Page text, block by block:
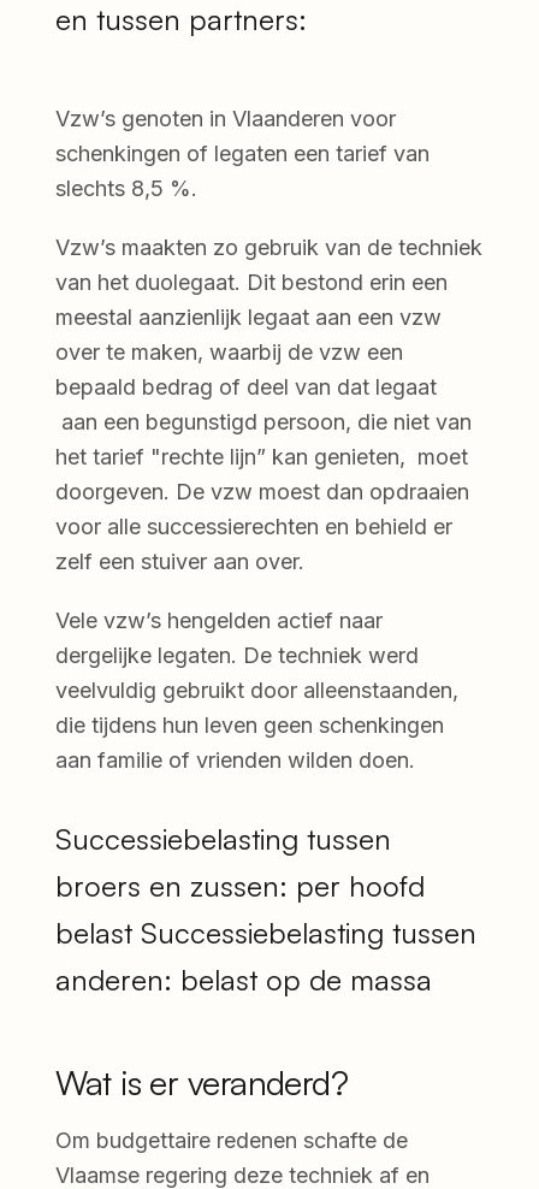
en tussen partners:
Vzw’s genoten in Vlaanderen voor
schenkingen of legaten een tarief van
slechts 8,5 %.
Vzw’s maakten zo gebruik van de techniek
van het duolegaat. Dit bestond erin een
meestal aanzienlijk legaat aan een vzw
over te maken, waarbij de vzw een
bepaald bedrag of deel van dat legaat
aan een begunstigd persoon, die niet van
het tarief "rechte lijn” kan genieten, moet
doorgeven. De vzw moest dan opdraaien
voor alle successierechten en behield er
zelf een stuiver aan over.
Vele vzw’s hengelden actief naar
dergelijke legaten. De techniek werd
veelvuldig gebruikt door alleenstaanden,
die tijdens hun leven geen schenkingen
aan familie of vrienden wilden doen.
Successiebelasting tussen
broers en zussen: per hoofd
belast Successiebelasting tussen
anderen: belast op de massa
Wat is er veranderd?
Om budgettaire redenen schafte de
Vlaamse regering deze techniek af en